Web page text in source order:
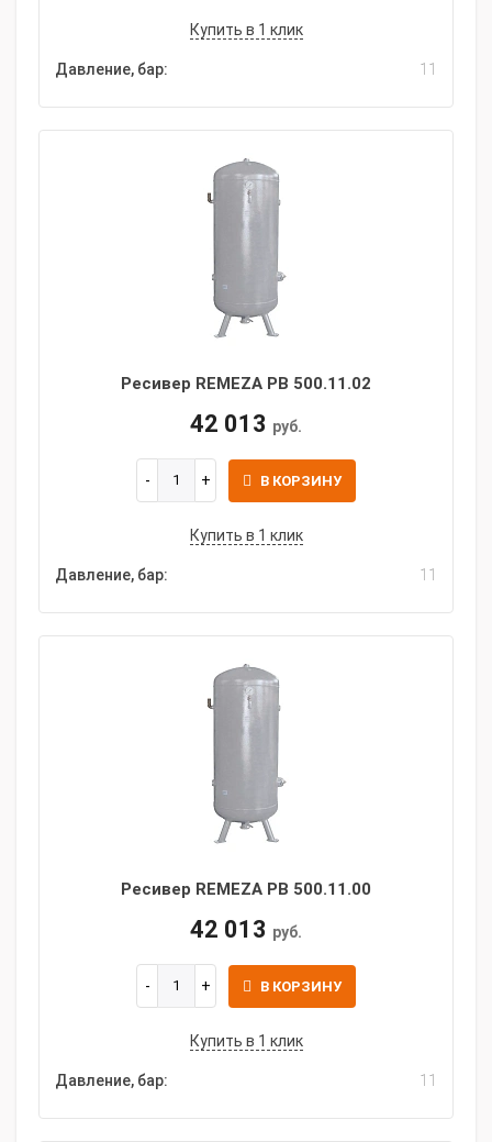
Купить в 1 клик
Давление, бар: 11
Ресивер REMEZA РВ 500.11.02
42 013 руб.
В КОРЗИНУ
Купить в 1 клик
Давление, бар: 11
Ресивер REMEZA РВ 500.11.00
42 013 руб.
В КОРЗИНУ
Купить в 1 клик
Давление, бар: 11